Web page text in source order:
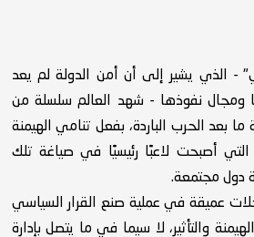
- الذي يشير إلى أن أمن الدولة لم يعد
ومجال نفوذها - شهد العالم سلسلة من
بعد الحرب الباردة، بفعل تنامي الهيمنة
التي أصبحت لاعبًا رئيسيًا في صياغة تلك
دول مجتمعة.
عميقة في عملية صنع القرار السياسي
والتأثير، لا سيما في ما يتصل بإدارة